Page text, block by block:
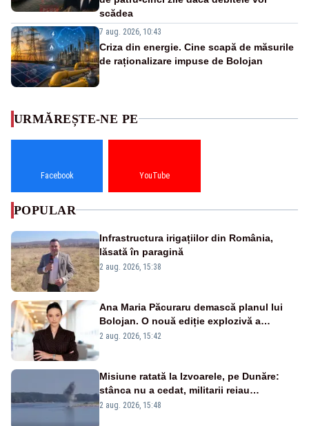
scădea
7 aug. 2026, 10:43
Criza din energie. Cine scapă de măsurile
de raționalizare impuse de Bolojan
URMĂREȘTE-NE PE
Facebook YouTube
POPULAR
Infrastructura irigațiilor din România,
lăsată în paragină
2 aug. 2026, 15:38
Ana Maria Păcuraru demască planul lui
Bolojan. O nouă ediție explozivă a
emisiunii „Miza Zilei” la Realitatea PLUS
2 aug. 2026, 15:42
Misiune ratată la Izvoarele, pe Dunăre:
stânca nu a cedat, militarii reiau
detonările luni – VIDEO
2 aug. 2026, 15:48